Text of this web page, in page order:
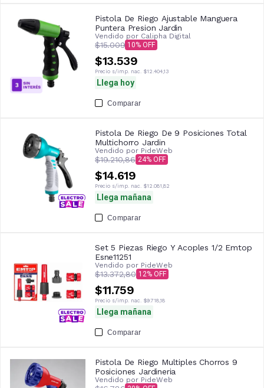
Pistola De Riego Ajustable Manguera
Puntera Presion Jardin
Vendido por Calipha Digital
$15.009 10
$13.539
Precio s/imp. nac. $12.404,13
Llega hoy
Comparar
Pistola De Riego De 9 Posiciones Total
Multichorro Jardin
Vendido por PideWeb
$19.210,86 24
$14.619
Precio s/imp. nac. $12.081,82
Llega mañana
Comparar
Set 5 Piezas Riego Y Acoples 1/2 Emtop
Esne11251
Vendido por PideWeb
$13.372,80 12
$11.759
Precio s/imp. nac. $9.718,18
Llega mañana
Comparar
Pistola De Riego Multiples Chorros 9
Posiciones Jardineria
Vendido por PideWeb